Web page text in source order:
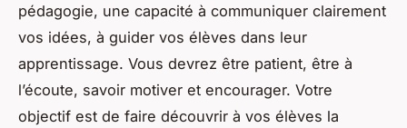
pédagogie, une capacité à communiquer clairement
vos idées, à guider vos élèves dans leur
apprentissage. Vous devrez être patient, être à
l’écoute, savoir motiver et encourager. Votre
objectif est de faire découvrir à vos élèves la